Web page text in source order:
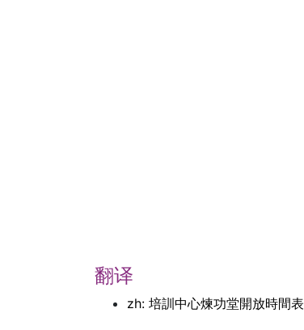
翻译
zh: 培訓中心煉功堂開放時間表